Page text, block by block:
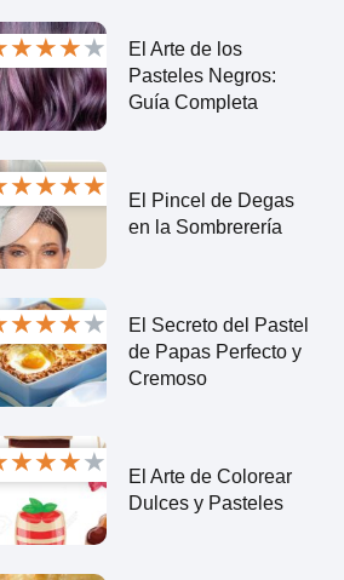
★★★★
El Arte de los
Pasteles Negros:
Guía Completa
★★★★
El Pincel de Degas
en la Sombrerería
★★★★
El Secreto del Pastel
de Papas Perfecto y
Cremoso
★★★★
El Arte de Colorear
Dulces y Pasteles